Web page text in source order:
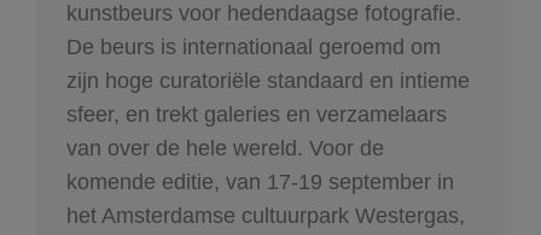
kunstbeurs voor hedendaagse fotografie.
De beurs is internationaal geroemd om
zijn hoge curatoriële standaard en intieme
sfeer, en trekt galeries en verzamelaars
van over de hele wereld. Voor de
komende editie, van 17-19 september in
het Amsterdamse cultuurpark Westergas,